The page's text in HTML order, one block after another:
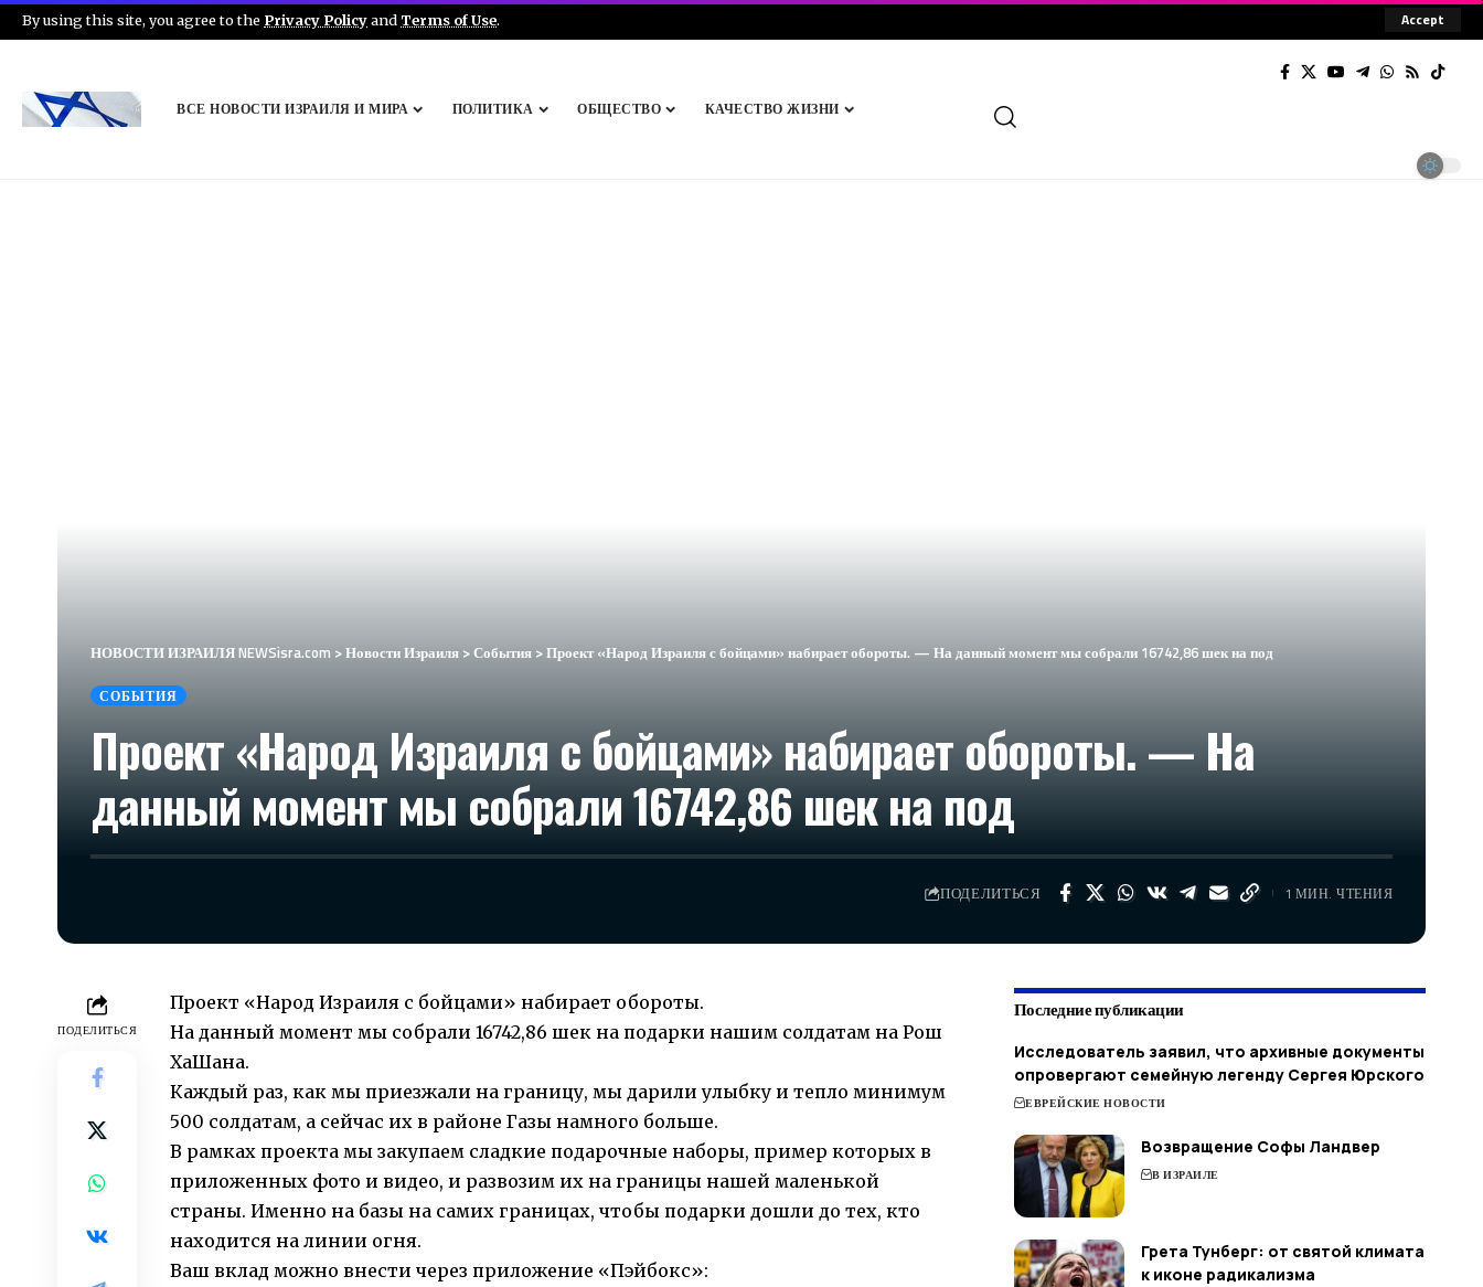
By using this site, you agree to the Privacy Policyand Terms of Use. Accept
ВСЕ НОВОСТИ ИЗРАИЛЯ И МИРА ПОЛИТИКА ОБЩЕСТВО КАЧЕСТВО ЖИЗНИ
НОВОСТИ ИЗРАИЛЯ NEWSisra.com >Новости Израиля >События >Проект «Народ Израиля с бойцами» набирает обороты. — На данный момент мы собрали 16742,86 шек на под
СОБЫТИЯ
Проект «Народ Израиля с бойцами» набирает обороты. — На
данный момент мы собрали 16742,86 шек на под
ПОДЕЛИТЬСЯ 1 МИН. ЧТЕНИЯ
ПОДЕЛИТЬСЯ
Проект «Народ Израиля с бойцами» набирает обороты.
На данный момент мы собрали 16742,86 шек на подарки нашим солдатам на Рош
ХаШана.
Каждый раз, как мы приезжали на границу, мы дарили улыбку и тепло минимум
500 солдатам, а сейчас их в районе Газы намного больше.
В рамках проекта мы закупаем сладкие подарочные наборы, пример которых в
приложенных фото и видео, и развозим их на границы нашей маленькой
страны. Именно на базы на самих границах, чтобы подарки дошли до тех, кто
находится на линии огня.
Ваш вклад можно внести через приложение «Пэйбокс»:
Последние публикации
Исследователь заявил, что архивные документы
опровергают семейную легенду Сергея Юрского
ЕВРЕЙСКИЕ НОВОСТИ
Возвращение Софы Ландвер
В ИЗРАИЛЕ
Грета Тунберг: от святой климата
к иконе радикализма